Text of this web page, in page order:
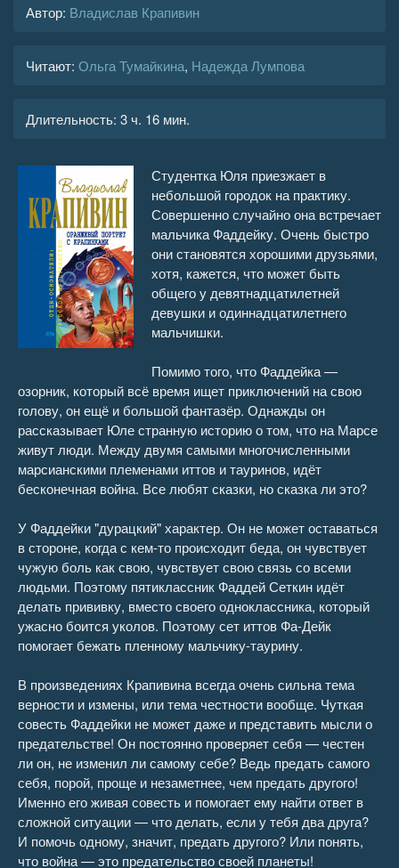
Автор: Владислав Крапивин
Читают: Ольга Тумайкина, Надежда Лумпова
Длительность: 3 ч. 16 мин.
Студентка Юля приезжает в
небольшой городок на практику.
Совершенно случайно она встречает
мальчика Фаддейку. Очень быстро
они становятся хорошими друзьями,
хотя, кажется, что может быть
общего у девятнадцатилетней
девушки и одиннадцатилетнего
мальчишки.
Помимо того, что Фаддейка —
озорник, который всё время ищет приключений на свою
голову, он ещё и большой фантазёр. Однажды он
рассказывает Юле странную историю о том, что на Марсе
живут люди. Между двумя самыми многочисленными
марсианскими племенами иттов и тауринов, идёт
бесконечная война. Все любят сказки, но сказка ли это?
У Фаддейки "дурацкий" характер. Он не может оставаться
в стороне, когда с кем-то происходит беда, он чувствует
чужую боль как свою, чувствует свою связь со всеми
людьми. Поэтому пятиклассник Фаддей Сеткин идёт
делать прививку, вместо своего одноклассника, который
ужасно боится уколов. Поэтому сет иттов Фа-Дейк
помогает бежать пленному мальчику-таурину.
В произведениях Крапивина всегда очень сильна тема
верности и измены, или тема честности вообще. Чуткая
совесть Фаддейки не может даже и представить мысли о
предательстве! Он постоянно проверяет себя — честен
ли он, не изменил ли самому себе? Ведь предать самого
себя, порой, проще и незаметнее, чем предать другого!
Именно его живая совесть и помогает ему найти ответ в
сложной ситуации — что делать, если у тебя два друга?
И помочь одному, значит, предать другого? Или понять,
что война — это предательство своей планеты!